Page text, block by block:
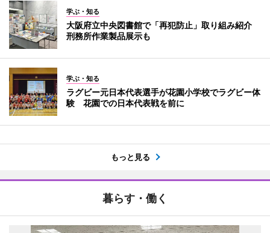
学ぶ・知る
大阪府立中央図書館で「再犯防止」取り組み紹介
刑務所作業製品展示も
学ぶ・知る
ラグビー元日本代表選手が花園小学校でラグビー体
験 花園での日本代表戦を前に
もっと見る
暮らす・働く